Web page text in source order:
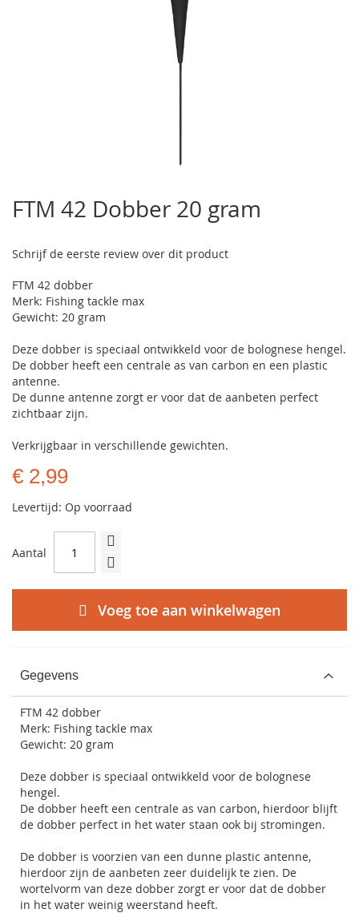
het
begin
de
gallerij
FTM 42 Dobber 20 gram
Schrijf de eerste review over dit product
FTM 42 dobber
Merk: Fishing tackle max
Gewicht: 20 gram
Deze dobber is speciaal ontwikkeld voor de bolognese hengel.
De dobber heeft een centrale as van carbon en een plastic
antenne.
De dunne antenne zorgt er voor dat de aanbeten perfect
zichtbaar zijn.
Verkrijgbaar in verschillende gewichten.
€ 2,99
Levertijd: Op voorraad
Aantal
Voeg toe aan winkelwagen
Gegevens
FTM 42 dobber
Merk: Fishing tackle max
Gewicht: 20 gram
Deze dobber is speciaal ontwikkeld voor de bolognese
hengel.
De dobber heeft een centrale as van carbon, hierdoor blijft
de dobber perfect in het water staan ook bij stromingen.
De dobber is voorzien van een dunne plastic antenne,
hierdoor zijn de aanbeten zeer duidelijk te zien. De
wortelvorm van deze dobber zorgt er voor dat de dobber
in het water weinig weerstand heeft.